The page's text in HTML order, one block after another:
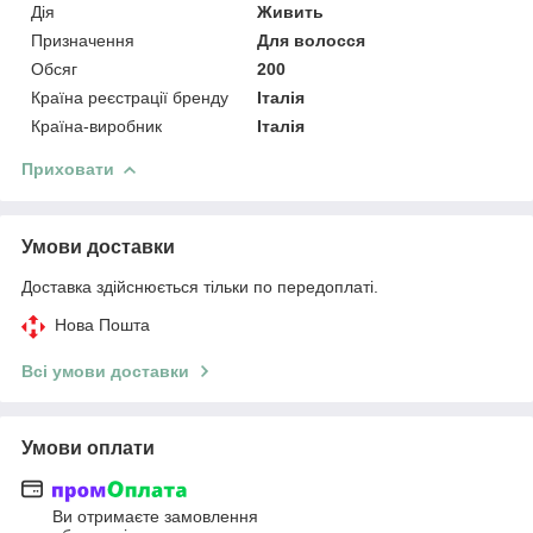
Дія
Живить
Призначення
Для волосся
Обсяг
200
Країна реєстрації бренду
Італія
Країна-виробник
Італія
Приховати
Умови доставки
Доставка здійснюється тільки по передоплаті.
Нова Пошта
Всі умови доставки
Умови оплати
Ви отримаєте замовлення